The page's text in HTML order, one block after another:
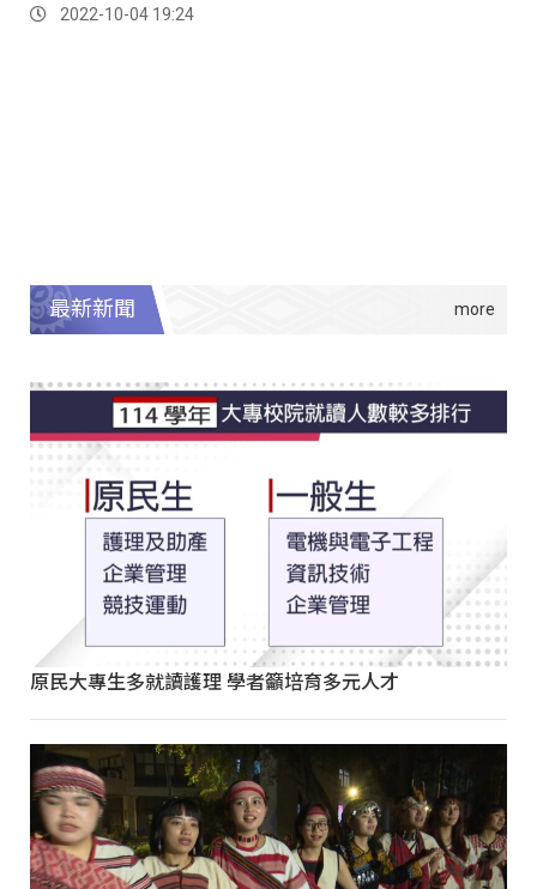
2022-10-04 19:24
最新新聞
原民大專生多就讀護理 學者籲培育多元人才